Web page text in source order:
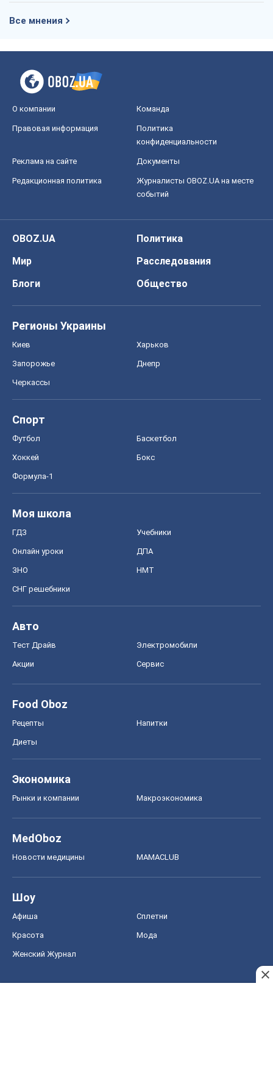
Все мнения
О компании Команда
Правовая информация
Политика
конфиденциальности
Реклама на сайте Документы
Редакционная политика
Журналисты OBOZ.UA на месте
событий
OBOZ.UA
Политика
Мир
Расследования
Блоги
Общество
Регионы Украины
Киев Харьков
Запорожье Днепр
Черкассы
Спорт
Футбол Баскетбол
Хоккей Бокс
Формула-1
Моя школа
ГДЗ Учебники
Онлайн уроки ДПА
ЗНО НМТ
СНГ решебники
Авто
Тест Драйв Электромобили
Акции Сервис
Food Oboz
Рецепты Напитки
Диеты
Экономика
Рынки и компании Mакроэкономика
MedOboz
Новости медицины MAMACLUB
Шоу
Афиша Сплетни
Красота Мода
Женский Журнал